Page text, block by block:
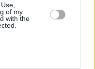
of my
with the